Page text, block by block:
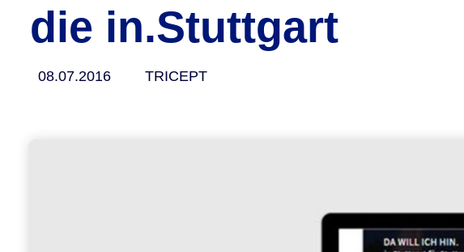
die in.Stuttgart
08.07.2016 TRICEPT